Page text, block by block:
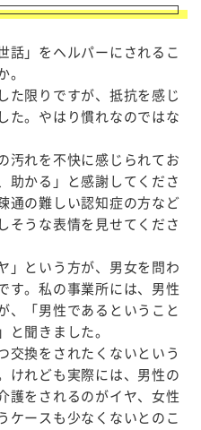
話」をヘルパーにされるこ
た限りですが、抵抗を感じ
た。やはり慣れなのではな
汚れを不快に感じられてお
助かる」と感謝してくださ
通の難しい認知症の方など
そうな表情を見せてくださ
」という方が、男女を問わ
す。私の事業所には、男性
、「男性であるということ
聞きました。
交換をされたくないという
けれども実際には、男性の
護をされるのがイヤ、女性
ケースも少なくないとのこ